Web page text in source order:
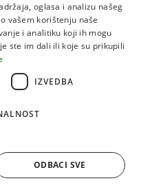
ENGLISH
oglasa i analizu našeg
vašem korištenju naše
i analitiku koji ih mogu
ste im dali ili koje su prikupili
IZVEDBA
ODBACI SVE